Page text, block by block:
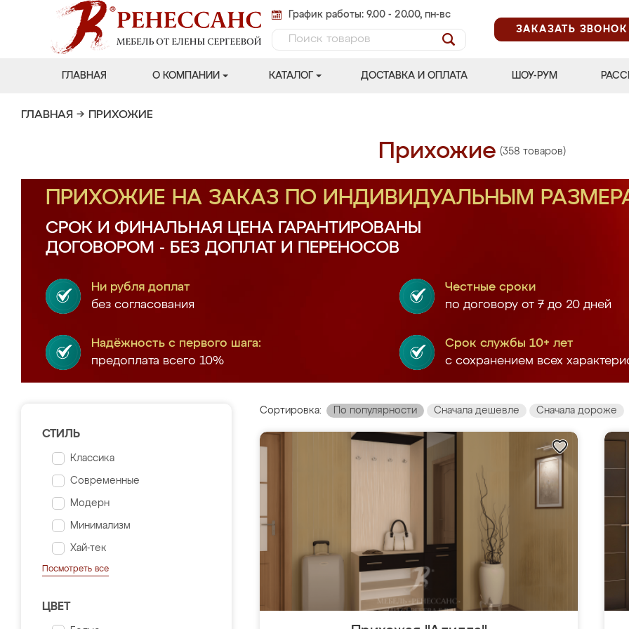
График работы: 9.00 - 20.00, пн-вс
ЗАКАЗАТЬ ЗВОНОК
ГЛАВНАЯ О КОМПАНИИ КАТАЛОГ ДОСТАВКА И ОПЛАТА ШОУ-РУМ
ГЛАВНАЯ → ПРИХОЖИЕ
Прихожие (358 товаров)
ПРИХОЖИЕ НА ЗАКАЗ ПО ИНДИВИДУАЛЬНЫМ
СРОК И ФИНАЛЬНАЯ ЦЕНА ГАРАНТИРОВАНЫ
ДОГОВОРОМ - БЕЗ ДОПЛАТ И ПЕРЕНОСОВ
Ни рубля доплат
без согласования
Честные сроки
по договору от 7 до 20 дней
Надёжность с первого шага:
предоплата всего 10%
Срок службы 10+ лет
с сохранением всех
СТИЛЬ
Классика
Современные
Модерн
Минимализм
Хай-тек
Посмотреть все
ЦВЕТ
Сортировка: По популярности Сначала дешевле Сначала дороже